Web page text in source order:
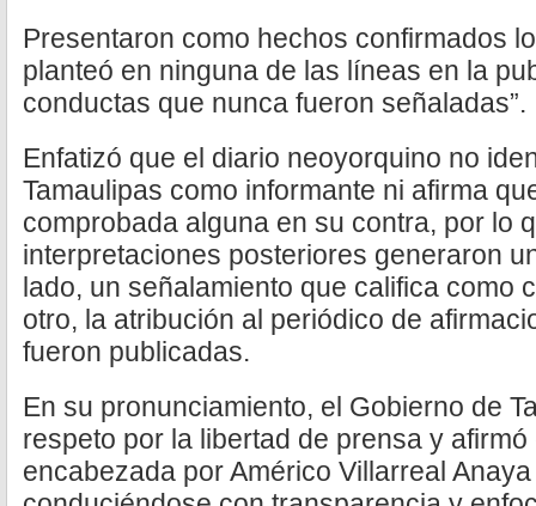
Presentaron como hechos confirmados
planteó en ninguna de las líneas en la
conductas que nunca fueron señaladas”.
Enfatizó que el diario neoyorquino no
Tamaulipas como informante ni afirma
comprobada alguna en su contra, por lo
interpretaciones posteriores generaron
lado, un señalamiento que califica como
otro, la atribución al periódico de
fueron publicadas.
En su pronunciamiento, el Gobierno de
respeto por la libertad de prensa y
encabezada por Américo Villarreal